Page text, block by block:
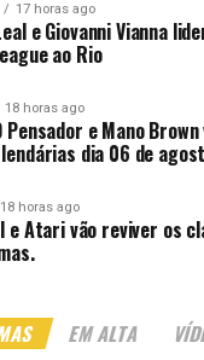
17 horas ago
e Giovanni Vianna
ao Rio
18 horas ago
Pensador e Mano
dia 06 de
18 horas ago
e Atari vão reviver os
EM ALTA